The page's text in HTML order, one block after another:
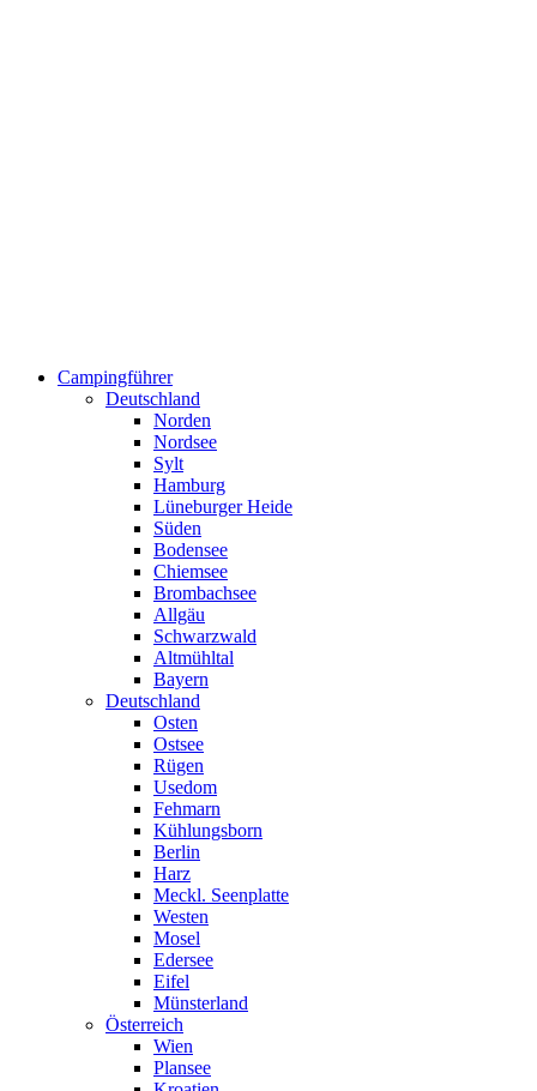
Campingführer
Deutschland
Norden
Nordsee
Sylt
Hamburg
Lüneburger Heide
Süden
Bodensee
Chiemsee
Brombachsee
Allgäu
Schwarzwald
Altmühltal
Bayern
Deutschland
Osten
Ostsee
Rügen
Usedom
Fehmarn
Kühlungsborn
Berlin
Harz
Meckl. Seenplatte
Westen
Mosel
Edersee
Eifel
Münsterland
Österreich
Wien
Plansee